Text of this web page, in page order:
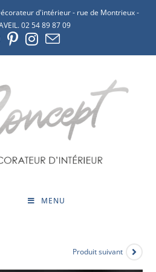
d'intérieur - rue de Montrieux -
02 54 89 87 09
MENU
Produit suivant